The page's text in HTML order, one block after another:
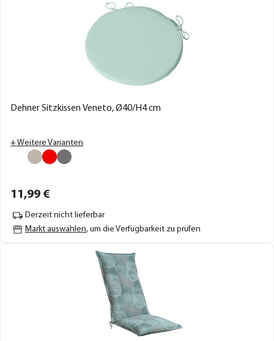
Dehner Sitzkissen Veneto, Ø40/H4 cm
+ Weitere Varianten
11,99 €
Derzeit nicht lieferbar
Markt auswählen, um die Verfügbarkeit zu prüfen